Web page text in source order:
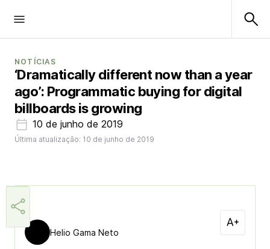
NOTÍCIAS
‘Dramatically different now than a year
ago’: Programmatic buying for digital
billboards is growing
10 de junho de 2019
Última atualização: 10 de junho de 2019
Helio Gama Neto